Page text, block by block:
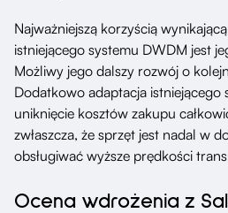
Najważniejszą korzyścią
istniejącego systemu DWDM jest
Możliwy jego dalszy rozwój o
Dodatkowo adaptacja istniejącego
uniknięcie kosztów zakupu
zwłaszcza, że sprzęt jest nadal w
obsługiwać wyższe prędkości
Ocena wdrożenia z